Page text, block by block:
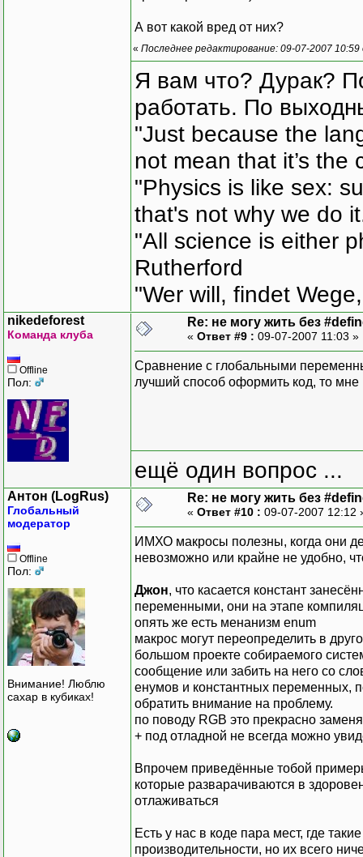
А вот какой вред от них?
« Последнее редактирование: 09-07-2007
Я вам что? Дурак?
работать. По
"Just because the
not mean that it’s the
"Physics is like sex:
that's not why we do
"All science is either
Rutherford
"Wer will, findet
nikedeforest
Команда клуба
Offline
Пол:
Re: не могу жить без
« Ответ #9 : 09-07-2007 11:03 »
Сравнение с глобальными
лучший способ оформить код, то мне
ещё один вопрос ...
Антон (LogRus)
Глобальный
модератор
Offline
Пол:
Внимание! Люблю
сахар в кубиках!
Re: не могу жить без
« Ответ #10 : 09-07-2007 12:12
ИМХО макросы полезны, когда они
невозможно или крайне не удобно,
Джон, что касается констант
переменными, они на этапе
опять же есть менанизм enum
макрос могут переопределить в
большом проекте собираемого
сообщение или забить на него со
енумов и константных переменных,
обратить внимание на проблему.
по поводу RGB это прекрасно
+ под отладной не всегда можно
Впрочем приведённые тобой
которые разварачиваются в
отлаживаться
Есть у нас в коде пара мест, где
производительности, но их всего